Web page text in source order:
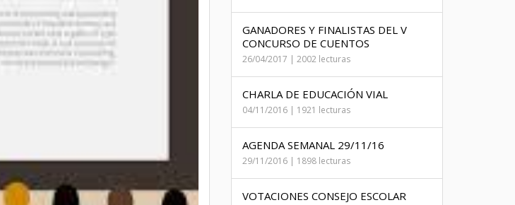
GANADORES Y FINALISTAS DEL V
CONCURSO DE CUENTOS
26/04/2017 | 2002 lecturas
CHARLA DE EDUCACIÓN VIAL
04/11/2016 | 1921 lecturas
AGENDA SEMANAL 29/11/16
29/11/2016 | 1898 lecturas
VOTACIONES CONSEJO ESCOLAR